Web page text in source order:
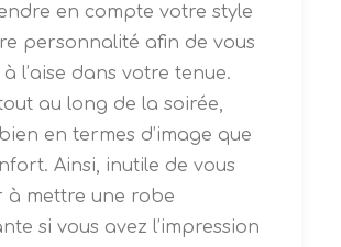
en compte votre style
personnalité afin de vous
l’aise dans votre tenue.
au long de la soirée,
en termes d’image que
Ainsi, inutile de vous
à mettre une robe
si vous avez l’impression